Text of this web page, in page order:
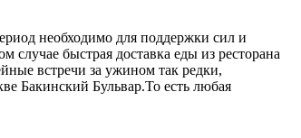
необходимо для поддержки сил и
быстрая доставка еды из ресторана
встречи за ужином так редки,
Бакинский Бульвар.То есть любая